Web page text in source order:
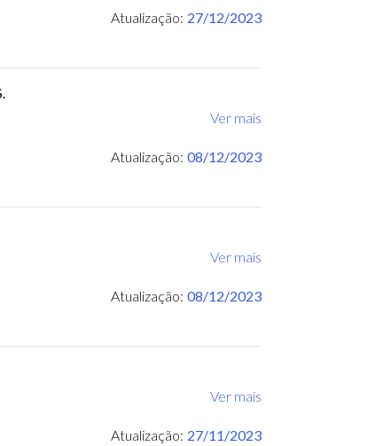
Atualização: 27/12/2023
Ver mais
Atualização: 08/12/2023
Ver mais
Atualização: 08/12/2023
Ver mais
Atualização: 27/11/2023